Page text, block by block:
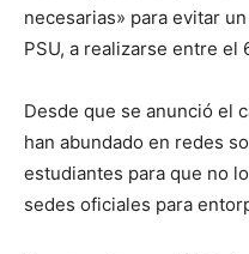
necesarias» para evitar
PSU, a realizarse entre el
Desde que se anunció el
han abundado en redes
estudiantes para que no
sedes oficiales para